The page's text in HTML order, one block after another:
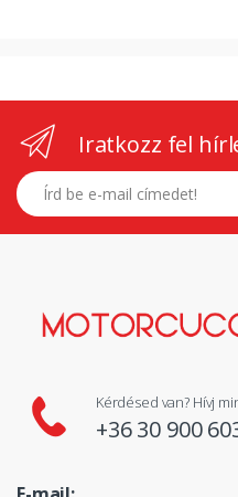
Iratkozz fel
E-mail címed
Kérdésed van? Hívj
+36 30 900